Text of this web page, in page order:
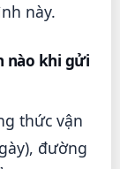
này.
nào khi gửi
thức vận
đường